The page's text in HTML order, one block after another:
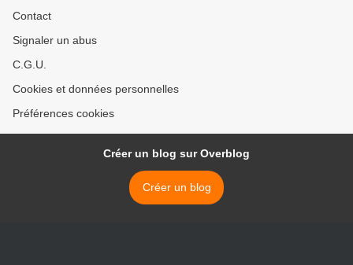
Contact
Signaler un abus
C.G.U.
Cookies et données personnelles
Préférences cookies
Créer un blog sur Overblog
Créer un blog